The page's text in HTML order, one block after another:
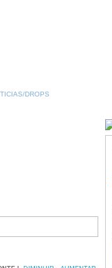
DROPS